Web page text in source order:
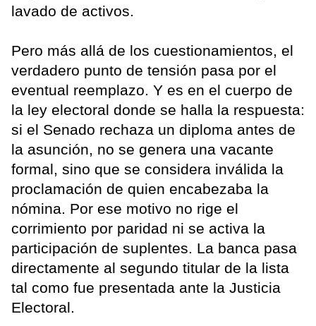
lavado de activos.
Pero más allá de los cuestionamientos, el
verdadero punto de tensión pasa por el
eventual reemplazo. Y es en el cuerpo de
la ley electoral donde se halla la respuesta:
si el Senado rechaza un diploma antes de
la asunción, no se genera una vacante
formal, sino que se considera inválida la
proclamación de quien encabezaba la
nómina. Por ese motivo no rige el
corrimiento por paridad ni se activa la
participación de suplentes. La banca pasa
directamente al segundo titular de la lista
tal como fue presentada ante la Justicia
Electoral.